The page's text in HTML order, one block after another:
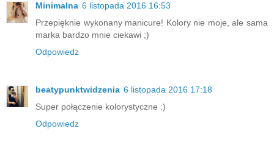
Minimalna 6 listopada 2016 16:53
Przepięknie wykonany manicure! Kolory nie moje, ale sama
marka bardzo mnie ciekawi ;)
Odpowiedz
beatypunktwidzenia 6 listopada 2016 17:18
Super połączenie kolorystyczne :)
Odpowiedz